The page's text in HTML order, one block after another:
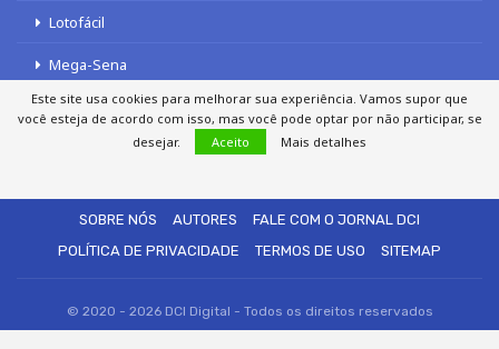
Lotofácil
Mega-Sena
Tele sena
SOBRE NÓS AUTORES
FALE COM O JORNAL DCI
POLÍTICA DE PRIVACIDADE
TERMOS DE USO SITEMAP
© 2020 - 2026 DCI Digital - Todos os direitos reservados
Este site usa cookies para melhorar sua experiência. Vamos supor que
você esteja de acordo com isso, mas você pode optar por não participar, se
desejar.
Aceito Mais detalhes